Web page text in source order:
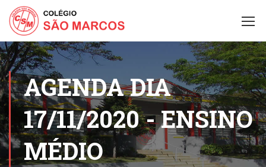
AGENDA DIA
17/11/2020 - ENSINO
MÉDIO